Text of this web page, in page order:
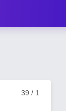
39 / 1